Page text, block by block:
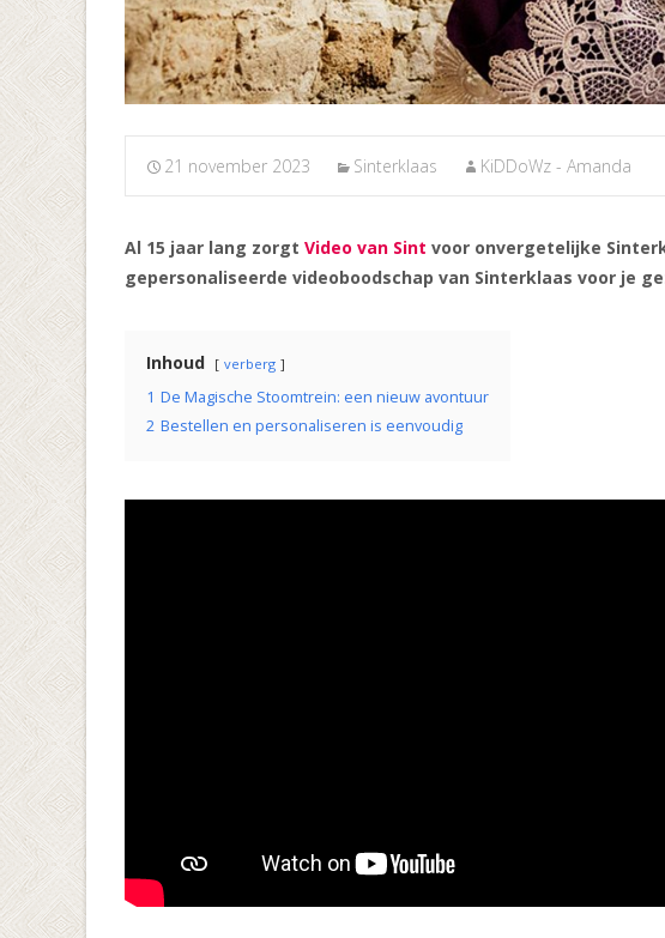
21 november 2023 Sinterklaas KiDDoWz - Amanda
Al 15 jaar lang zorgt Video van Sint voor onvergetelijke
gepersonaliseerde videoboodschap van Sinterklaas voor je
Inhoud verberg
1 De Magische Stoomtrein: een nieuw avontuur
2 Bestellen en personaliseren is eenvoudig